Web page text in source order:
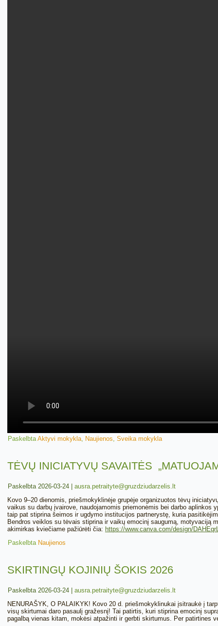
Paskelbta Aktyvi mokykla, Naujienos, Sveika mokykla
TĖVŲ INICIATYVŲ SAVAITĖS
Paskelbta 2026-03-24
ausra.petraityte@gruzdziudarzelis.lt
Kovo 9–20 dienomis, priešmokyklinėje grupėje organizuotos tėvų
vaikus su darbų įvairove, naudojamomis priemonėmis bei darbo
taip pat stiprina šeimos ir ugdymo institucijos partnerystę, kuria
Bendros veiklos su tėvais stiprina ir vaikų emocinį saugumą, motyvaciją
akimirkas kviečiame pažiūrėti čia: https://www.canva.com/design/
Paskelbta Naujienos
SKIRTINGŲ KOJINIŲ ŠOKIS 2026
Paskelbta 2026-03-24
ausra.petraityte@gruzdziudarzelis.lt
NENURAŠYK, O PALAIKYK! Kovo 20 d. priešmokyklinukai įsitraukė į
visų skirtumai daro pasaulį gražesnį! Tai patirtis, kuri stiprina emocinį
pagalbą vienas kitam, mokėsi atpažinti ir gerbti skirtumus. Per patirtines